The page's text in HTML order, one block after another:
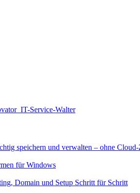
speichern und verwalten – ohne
für Windows
Domain und Setup Schritt für Schritt